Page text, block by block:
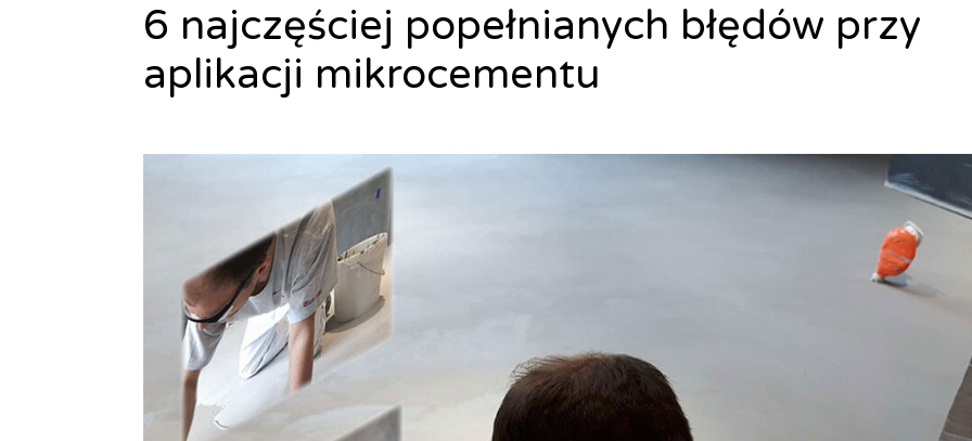
6 najczęściej popełnianych błędów przy
aplikacji mikrocementu